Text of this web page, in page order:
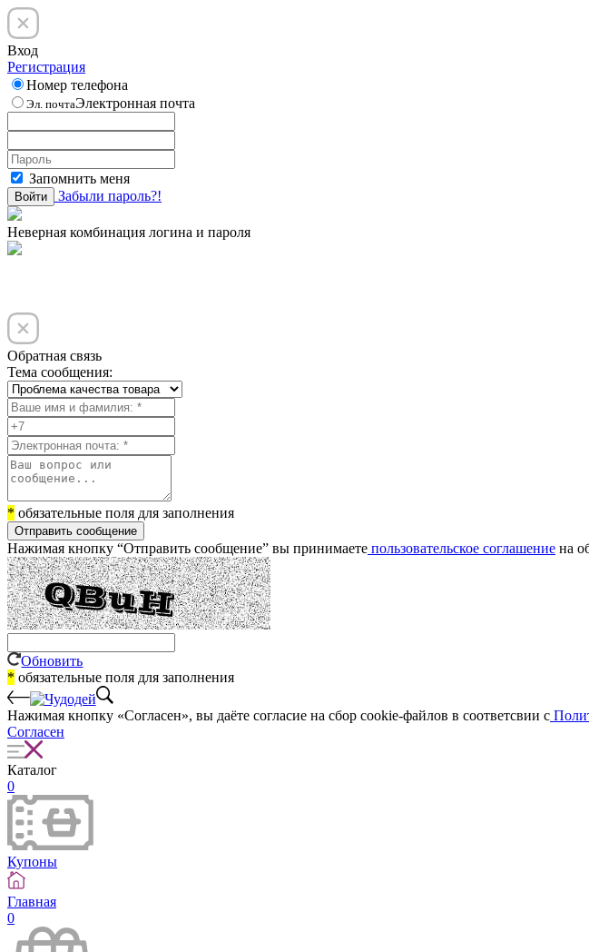
Вход
Регистрация
Номер телефона
Эл. почтаЭлектронная почта
Запомнить меня
Войти Забыли пароль?!
Неверная комбинация логина и пароля
Обратная связь
Тема сообщения:
* обязательные поля для заполнения
Отправить сообщение
Нажимая кнопку “Отправить сообщение” вы принимаете пользовательское соглашение на
Обновить
* обязательные поля для заполнения
Нажимая кнопку «Согласен», вы даёте cогласие на сбор cookie-файлов в соответсвии с
Согласен
Каталог
0
Купоны
Главная
0